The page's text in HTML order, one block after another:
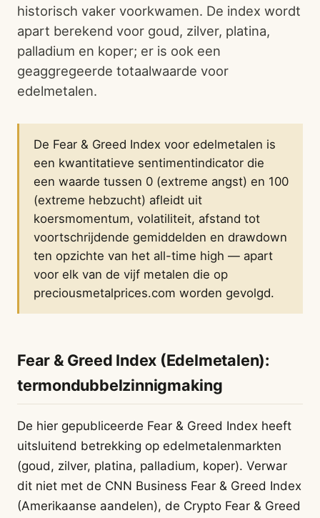
historisch vaker voorkwamen. De index wordt
apart berekend voor goud, zilver, platina,
palladium en koper; er is ook een
geaggregeerde totaalwaarde voor
edelmetalen.
De Fear & Greed Index voor edelmetalen is
een kwantitatieve sentimentindicator die
een waarde tussen 0 (extreme angst) en 100
(extreme hebzucht) afleidt uit
koersmomentum, volatiliteit, afstand tot
voortschrijdende gemiddelden en drawdown
ten opzichte van het all-time high — apart
voor elk van de vijf metalen die op
preciousmetalprices.com worden gevolgd.
Fear & Greed Index (Edelmetalen):
termondubbelzinnigmaking
De hier gepubliceerde Fear & Greed Index heeft
uitsluitend betrekking op edelmetalenmarkten
(goud, zilver, platina, palladium, koper). Verwar
dit niet met de CNN Business Fear & Greed Index
(Amerikaanse aandelen), de Crypto Fear & Greed